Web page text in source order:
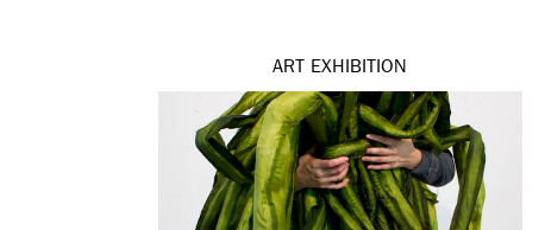
ART EXHIBITION